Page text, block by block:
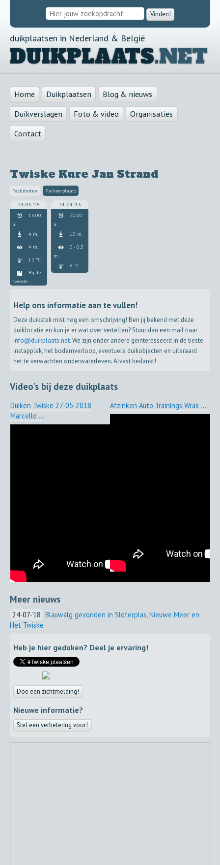
Vinden!
duikplaatsen in Nederland & België
DUIKPLAATS.NET
Home Duikplaatsen
Blog & nieuws
Duikverslagen
Foto & video
Organisaties
Contact
Twiske Kure Jan Strand
Faciliteiten Parkeerplaats
24-05-'15
13.00
u.
4 m.
4 m.
12 °C
Bij de
tweede ...
24-04-'13
20:00
u.
10 m.
0 - 0,5
m.
6 °C
Help ons informatie aan te vullen!
Deze duikstek mist nog een omschrijving! Ben jij bekend met deze
duiklocatie en kun je er wat over vertellen? Stuur dan een mail naar
info@duikplaats.net. We zijn onder andere geïnteresseerd in de beste
instapplek, het bodemverloop, eventuele duikobjecten en uiteraard
het te verwachten onderwaterleven. Alvast bedankt!
Video's bij deze duikplaats
Duiken Twiske 27-05-2018
Marcello ...
Afzinken Auto Trainings Wrak ...
Meer nieuws
24-07-'18 Blauwalg gevonden in Sloterplas, Nieuwe Meer en
Het Twiske
Heb je hier gedoken? Deel je ervaring!
Doe een zichtmelding!
Nieuwe informatie?
Stel een verbetering voor!